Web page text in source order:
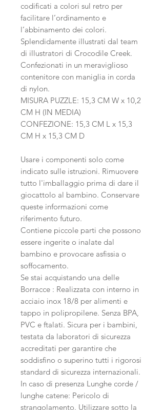
codificati a colori sul retro per
facilitare l’ordinamento e
l’abbinamento dei colori.
Splendidamente illustrati dal team
di illustratori di Crocodile Creek.
Confezionati in un meraviglioso
contenitore con maniglia in corda
di nylon.
MISURA PUZZLE: 15,3 CM W x 10,2
CM H (IN MEDIA)
CONFEZIONE: 15,3 CM L x 15,3
CM H x 15,3 CM D
Usare i componenti solo come
indicato sulle istruzioni. Rimuovere
tutto l'imballaggio prima di dare il
giocattolo al bambino. Conservare
queste informazioni come
riferimento futuro.
Contiene piccole parti che possono
essere ingerite o inalate dal
bambino e provocare asfissia o
soffocamento.
Se stai acquistando una delle
Borracce : Realizzata con interno in
acciaio inox 18/8 per alimenti e
tappo in polipropilene. Senza BPA,
PVC e ftalati. Sicura per i bambini,
testata da laboratori di sicurezza
accreditati per garantire che
soddisfino o superino tutti i rigorosi
standard di sicurezza internazionali.
In caso di presenza Lunghe corde /
lunghe catene: Pericolo di
strangolamento. Utilizzare sotto la